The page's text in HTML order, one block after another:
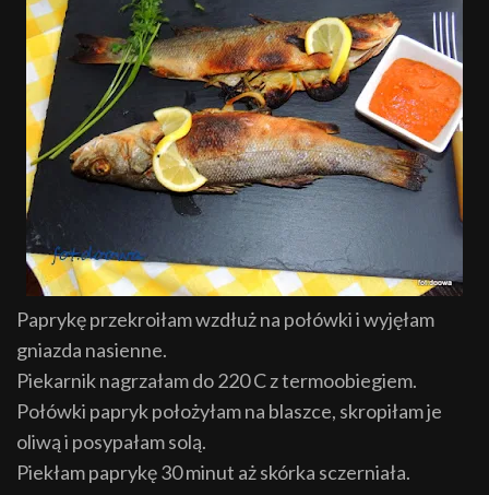
Paprykę przekroiłam wzdłuż na połówki i wyjęłam
gniazda nasienne.
Piekarnik nagrzałam do 220 C z termoobiegiem.
Połówki papryk położyłam na blaszce, skropiłam je
oliwą i posypałam solą.
Piekłam paprykę 30 minut aż skórka sczerniała.